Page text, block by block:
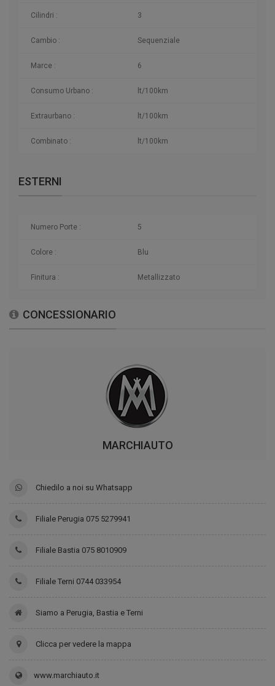
Cilindri : 3
Cambio : Sequenziale
Marce : 6
Consumo Urbano : lt/100km
Extraurbano : lt/100km
Combinato : lt/100km
ESTERNI
Numero Porte : 5
Colore : Blu
Finitura : Metallizzato
CONCESSIONARIO
MARCHIAUTO
Chiedilo a noi su Whatsapp
Filiale Perugia 075 5279941
Filiale Bastia 075 8010909
Filiale Terni 0744 033954
Siamo a Perugia, Bastia e Terni
Clicca per vedere la mappa
www.marchiauto.it